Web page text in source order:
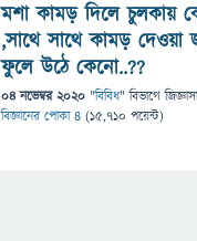
মশা কামড় দিলে চুলকায়
,সাথে সাথে কামড় দেওয়া
ফুলে উঠে কেনো..??
04 নভেম্বর 2020 "বিবিধ" বিভাগে
বিজ্ঞানের পোকা ৪ (15,710 পয়েন্ট)